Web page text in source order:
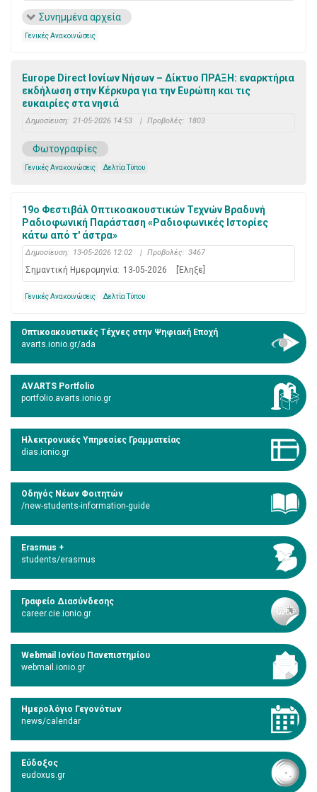
Συνημμένα αρχεία
Γενικές Ανακοινώσεις
Europe Direct Ιονίων Νήσων – Δίκτυο ΠΡΑΞΗ: εναρκτήρια
εκδήλωση στην Κέρκυρα για την Ευρώπη και τις
ευκαιρίες στα νησιά
Δημοσίευση: 21-05-2026 14:53 | Προβολές: 1803
Φωτογραφίες
Γενικές Ανακοινώσεις Δελτία Τύπου
19ο Φεστιβάλ Οπτικοακουστικών Τεχνών Bραδυνή
Ραδιοφωνική Παράσταση «Ραδιοφωνικές Ιστορίες
κάτω από τ' άστρα»
Δημοσίευση: 13-05-2026 12:02 | Προβολές: 3467
Σημαντική Ημερομηνία: 13-05-2026 [Έληξε]
Γενικές Ανακοινώσεις Δελτία Τύπου
Οπτικοακουστικές Τέχνες στην Ψηφιακή Εποχή
avarts.ionio.gr/ada
AVARTS Portfolio
portfolio.avarts.ionio.gr
Ηλεκτρονικές Υπηρεσίες Γραμματείας
dias.ionio.gr
Οδηγός Νέων Φοιτητών
/new-students-information-guide
Erasmus +
students/erasmus
Γραφείο Διασύνδεσης
career.cie.ionio.gr
Webmail Ιονίου Πανεπιστημίου
webmail.ionio.gr
Ημερολόγιο Γεγονότων
news/calendar
Εύδοξος
eudoxus.gr